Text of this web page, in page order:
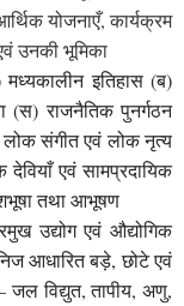
योजनाएँ, कार्यक्रम
उनकी भूमिका
इतिहास (ब)
(स) राजनैतिक पुनर्गठन
लोक संगीत एवं लोक नृत्य
एवं सामप्रदायिक
तथा आभूषण
उद्योग एवं औद्योगिक
आधारित बड़े, छोटे एवं
जल विद्युत, तापीय, अणु,